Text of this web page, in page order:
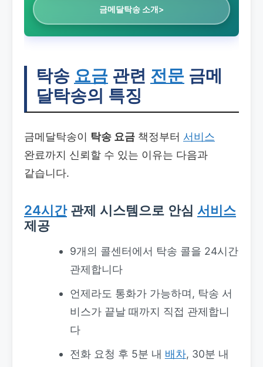
금메달탁송 소개>
탁송 요금 관련 전문 금메
달탁송의 특징
금메달탁송이 탁송 요금 책정부터 서비스
완료까지 신뢰할 수 있는 이유는 다음과
같습니다.
24시간관제 시스템으로 안심 서비스
제공
9개의 콜센터에서 탁송 콜을 24시간
관제합니다
언제라도 통화가 가능하며, 탁송 서
비스가 끝날 때까지 직접 관제합니
다
전화 요청 후 5분 내 배차, 30분 내